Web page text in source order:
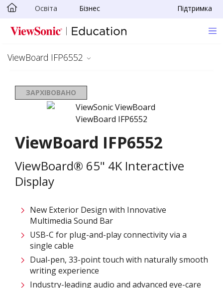
Skip to main content
Освіта Бізнес Підтримка
ViewBoard IFP6552
ЗАРХІВОВАНО
ViewBoard IFP6552
ViewBoard® 65" 4K Interactive
Display
New Exterior Design with Innovative
Multimedia Sound Bar
USB-C for plug-and-play connectivity via a
single cable
Dual-pen, 33-point touch with naturally smooth
writing experience
Industry-leading audio and advanced eye-care